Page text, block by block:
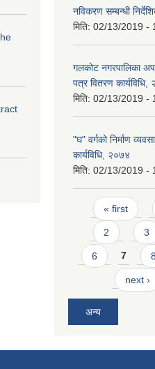
नविकरण सम्बन्धी
मिति: 02/13/2019 -
गलकोट नगरपालिका
पत्र वितरण कार्यविधि,
मिति: 02/13/2019 -
"घ" वर्गको निर्माण
कार्यविधि, २०७४
मिति: 02/13/2019 -
Pages
« first
2 3
6 7 8
next ›
अन्य